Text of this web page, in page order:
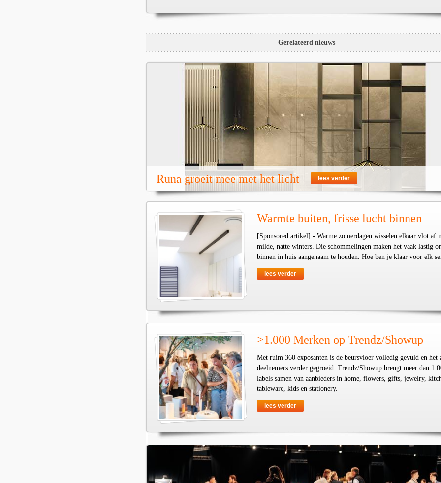
Gerelateerd nieuws
Runa groeit mee met het licht lees verder
Warmte buiten, frisse lucht binnen
[Sponsored artikel] - Warme zomerdagen wisselen elkaar vlot af
milde, natte winters. Die schommelingen maken het vaak lastig
binnen in huis aangenaam te houden. Hoe ben je klaar voor elk
lees verder
>1.000 Merken op Trendz/Showup
Met ruim 360 exposanten is de beursvloer volledig gevuld en het
deelnemers verder gegroeid. Trendz/Showup brengt meer dan
labels samen van aanbieders in home, flowers, gifts, jewelry,
tableware, kids en stationery.
lees verder